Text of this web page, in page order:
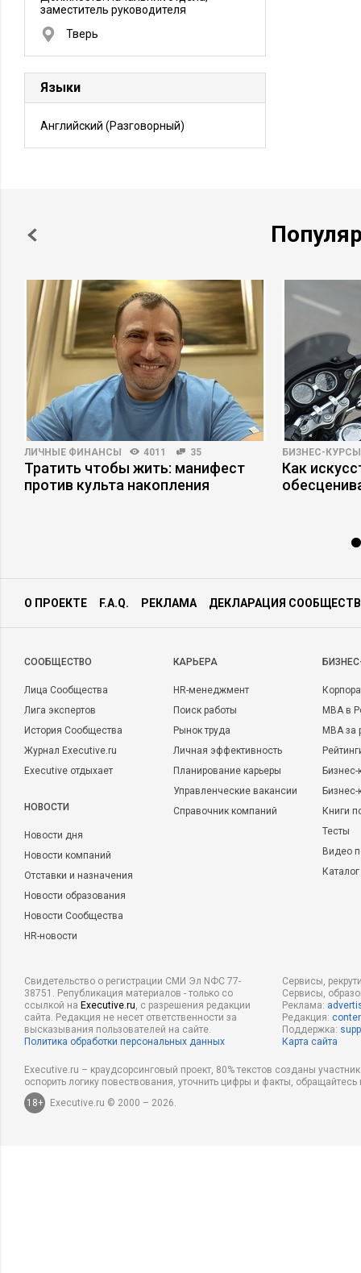
заместитель руководителя
Тверь
Языки
Английский (Разговорный)
ЛИЧНЫЕ ФИНАНСЫ 4011 35
Тратить чтобы жить: манифест
против культа накопления
БИЗНЕС-КУРСЫ
Как
О ПРОЕКТЕ F.A.Q. РЕКЛАМА ДЕКЛАРАЦИЯ
CООБЩЕСТВО
Лица Сообщества
Лига экспертов
История Сообщества
Журнал Executive.ru
Executive отдыхает
НОВОСТИ
Новости дня
Новости компаний
Отставки и назначения
Новости образования
Новости Сообщества
HR-новости
КАРЬЕРА
HR-менеджмент
Поиск работы
Рынок труда
Личная эффективность
Планирование карьеры
Управленческие вакансии
Справочник компаний
MBA в
MBA
Бизнес-
Книги
Тесты
Видео
Свидетельство о регистрации СМИ Эл NФС 77-
38751. Републикация материалов - только со
ссылкой на Executive.ru, с разрешения редакции
сайта. Редакция не несет ответственности за
высказывания пользователей на сайте.
Политика обработки персональных данных
Сервисы,
Сервисы,
Реклама:
Редакция:
Поддержка:
Карта сайта
Executive.ru – краудсорсинговый проект, 80% текстов созданы
оспорить логику повествования, уточнить цифры и факты,
18+
Executive.ru © 2000 – 2026.